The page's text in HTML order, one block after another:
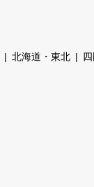
北海道・東北